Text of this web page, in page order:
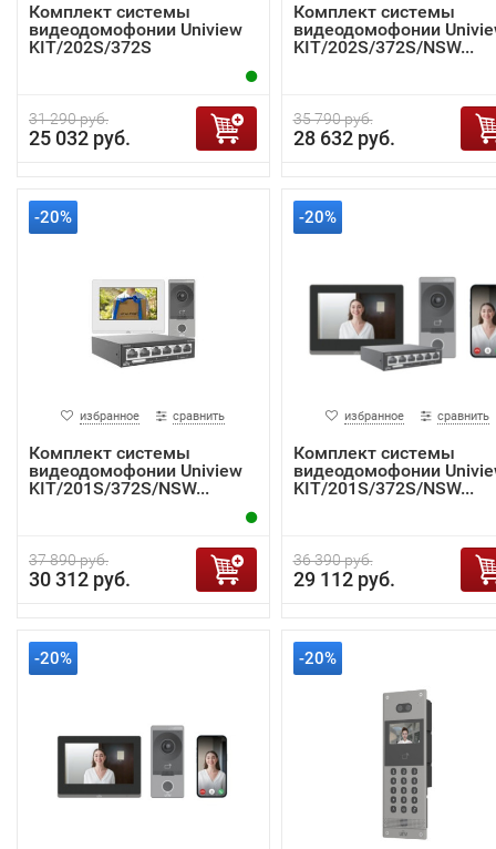
Комплект системы
видеодомофонии Uniview
KIT/202S/372S
31 290 руб.
25 032 руб.
Комплект системы
видеодомофонии
KIT/202S/372S/NSW...
35 790 руб.
28 632 руб.
-20%
избранное сравнить
Комплект системы
видеодомофонии Uniview
KIT/201S/372S/NSW...
37 890 руб.
30 312 руб.
-20%
избранное сравнить
Комплект системы
видеодомофонии
KIT/201S/372S/NSW...
36 390 руб.
29 112 руб.
-20% -20%